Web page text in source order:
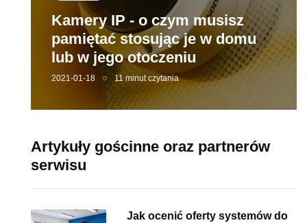
Kamery IP - o czym musisz
pamiętać stosując je w domu
lub w jego otoczeniu
2021-01-18 11 minut czytania
Artykuły gościnne oraz partnerów
serwisu
Jak ocenić oferty systemów do